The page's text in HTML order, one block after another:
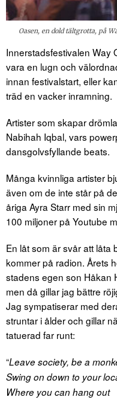
Oasen, en dold tältgrotta, på
Innerstadsfestivalen Way
vara en lugn och
innan festivalstart, eller
träd en vacker inramning.
Artister som skapar
Nabihah Iqbal, vars
dansgolvsfyllande beats.
Många kvinnliga artister
även om de inte står på
åriga Ayra Starr med sin
100 miljoner på Youtube
En låt som är svår att låta
kommer på radion. Årets
stadens egen son Håkan
men då gillar jag bättre
Jag sympatiserar med
struntar i ålder och gillar
tatuerad far runt:
“Leave society, be a
Swing on down to your
Where you can hang out